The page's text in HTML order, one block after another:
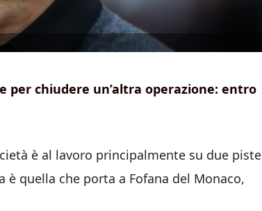
per chiudere un’altra operazione: entro
è al lavoro principalmente su due piste
quella che porta a Fofana del Monaco,